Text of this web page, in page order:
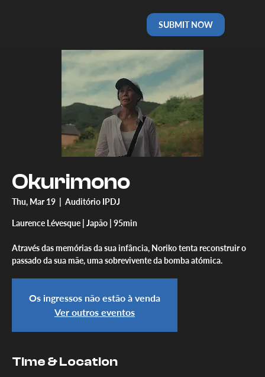
SUBMIT NOW
Okurimono
Thu, Mar 19 Auditório IPDJ
Laurence Lévesque | Japão | 95min
Através das memórias da sua infância, Noriko tenta reconstruir o
passado da sua mãe, uma sobrevivente da bomba atómica.
Os ingressos não estão à venda
Ver outros eventos
Time & Location